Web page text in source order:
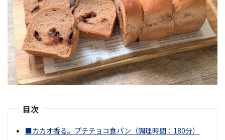
目次
■カカオ香る。プチチョコ食パン（調理時間：180分）